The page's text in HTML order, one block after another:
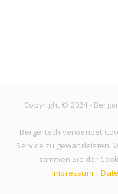
Copyright © 2024 -
Bergertech verwendet
Service zu gewährleisten.
stimmen Sie der
Impressum |